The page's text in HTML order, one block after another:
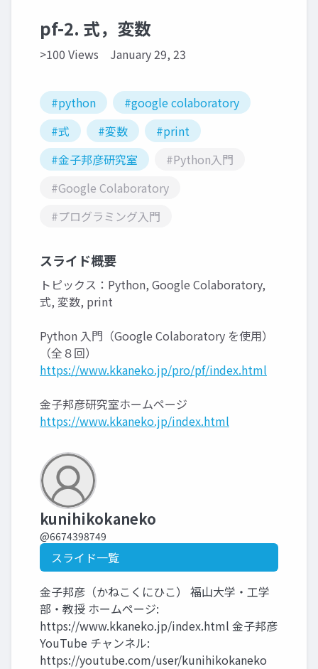
pf-2. 式，変数
>100 Views January 29, 23
#python
#google colaboratory
#式
#変数
#print
#金子邦彦研究室
#Python入門
#Google Colaboratory
#プログラミング入門
スライド概要
トピックス：Python, Google Colaboratory,
式, 変数, print
Python 入門（Google Colaboratory を使用）
（全８回）
https://www.kkaneko.jp/pro/pf/index.html
金子邦彦研究室ホームページ
https://www.kkaneko.jp/index.html
kunihikokaneko
@6674398749
スライド一覧
金子邦彦（かねこくにひこ） 福山大学・工学
部・教授 ホームページ:
https://www.kkaneko.jp/index.html 金子邦彦
YouTube チャンネル:
https://youtube.com/user/kunihikokaneko